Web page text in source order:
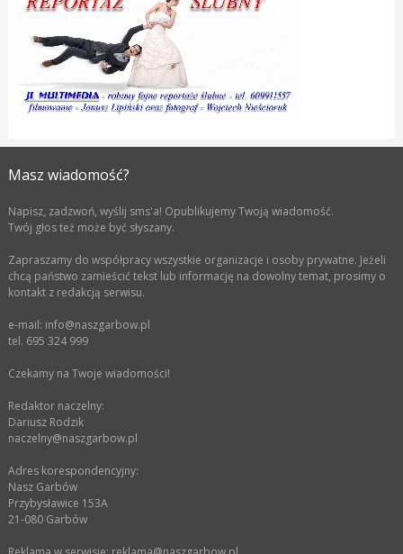
Masz wiadomość?
Napisz, zadzwoń, wyślij sms'a! Opublikujemy Twoją wiadomość.
Twój głos też może być słyszany.
Zapraszamy do współpracy wszystkie organizacje i osoby prywatne. Jeżeli
chcą państwo zamieścić tekst lub informację na dowolny temat, prosimy o
kontakt z redakcją serwisu.
e-mail: info@naszgarbow.pl
tel. 695 324 999
Czekamy na Twoje wiadomości!
Redaktor naczelny:
Dariusz Rodzik
naczelny@naszgarbow.pl
Adres korespondencyjny:
Nasz Garbów
Przybysławice 153A
21-080 Garbów